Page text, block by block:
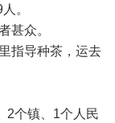
。
众。
指导种茶，运去
个镇、1个人民